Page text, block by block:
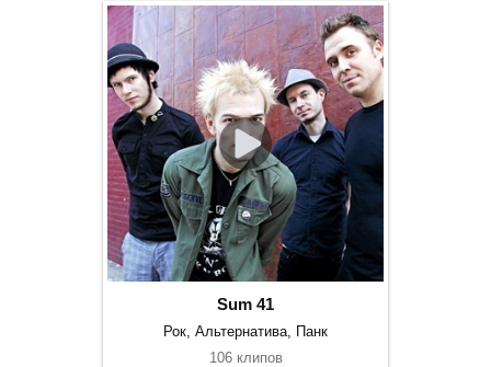
Sum 41
Рок, Альтернатива, Панк
106 клипов